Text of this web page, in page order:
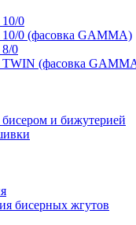
0
0 (фасовка GAMMA)
0
TWIN (фасовка
и бижутерией
бисерных жгутов